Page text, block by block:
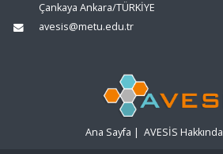
Çankaya Ankara/TÜRKİYE
avesis@metu.edu.tr
Ana Sayfa | AVESİS Hakkında